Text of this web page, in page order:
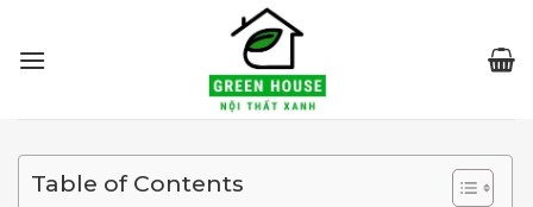
content
Table of Contents